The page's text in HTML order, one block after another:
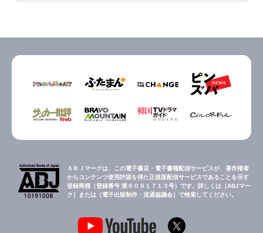
ＡＢＪマークは、この電子書店・電子書籍配信サービスが、著作権者
からコンテンツ使用許諾を得た正規版配信サービスであることを示す
登録商標（登録番号 第６０９１７１３号）です。詳しくは［ABJマー
ク］または［電子出版制作・流通協議会］で検索してください。